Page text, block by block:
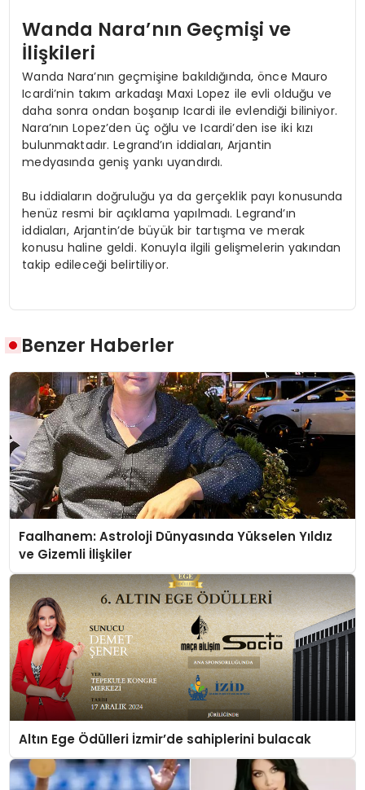
Wanda Nara’nın Geçmişi ve
İlişkileri
Wanda Nara’nın geçmişine bakıldığında, önce Mauro
Icardi’nin takım arkadaşı Maxi Lopez ile evli olduğu ve
daha sonra ondan boşanıp Icardi ile evlendiği biliniyor.
Nara’nın Lopez’den üç oğlu ve Icardi’den ise iki kızı
bulunmaktadır. Legrand’ın iddiaları, Arjantin
medyasında geniş yankı uyandırdı.
Bu iddiaların doğruluğu ya da gerçeklik payı konusunda
henüz resmi bir açıklama yapılmadı. Legrand’ın
iddiaları, Arjantin’de büyük bir tartışma ve merak
konusu haline geldi. Konuyla ilgili gelişmelerin yakından
takip edileceği belirtiliyor.
Benzer Haberler
Faalhanem: Astroloji Dünyasında Yükselen Yıldız
ve Gizemli İlişkiler
Altın Ege Ödülleri İzmir’de sahiplerini bulacak